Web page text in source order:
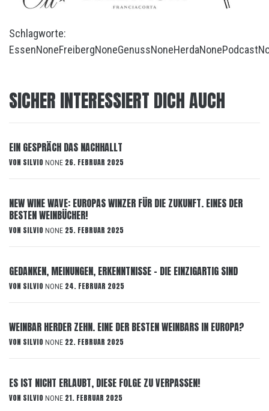
Schlagworte:
EssenNoneFreibergNoneGenussNoneHerdaNonePodcast
SICHER INTERESSIERT DICH AUCH
EIN GESPRÄCH DAS NACHHALLT
VON SILVIO NONE 26. FEBRUAR 2025
NEW WINE WAVE: EUROPAS WINZER FÜR DIE ZUKUNFT. EINES DER
BESTEN WEINBÜCHER!
VON SILVIO NONE 25. FEBRUAR 2025
GEDANKEN, MEINUNGEN, ERKENNTNISSE – DIE EINZIGARTIG SIND
VON SILVIO NONE 24. FEBRUAR 2025
WEINBAR HERDER ZEHN. EINE DER BESTEN WEINBARS IN EUROPA?
VON SILVIO NONE 22. FEBRUAR 2025
ES IST NICHT ERLAUBT, DIESE FOLGE ZU VERPASSEN!
VON SILVIO NONE 21. FEBRUAR 2025